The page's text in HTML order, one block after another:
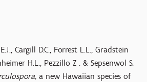
Cargill D.C., Forrest L.L., Gradstein
H.L., Pezzillo Z . & Sepsenwol S.
a new Hawaiian species of